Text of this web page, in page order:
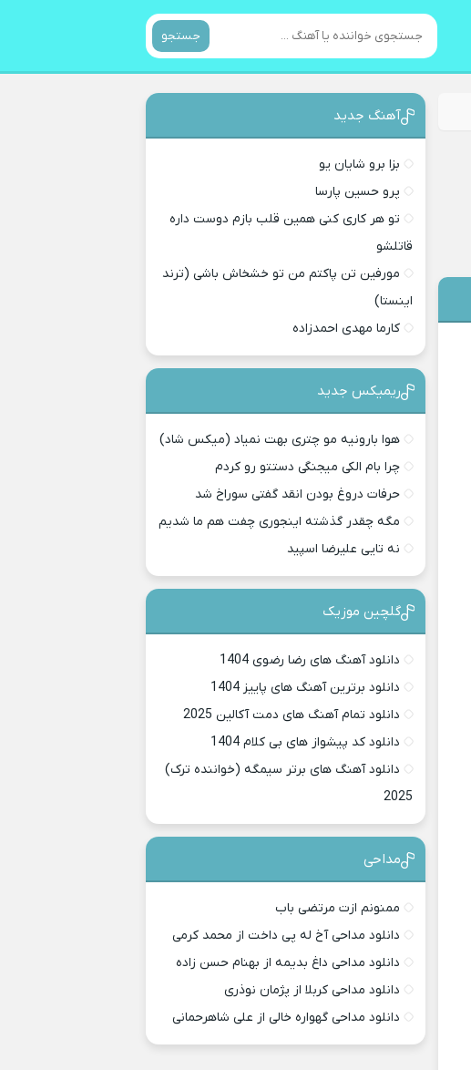
جستجو
آهنگ جدید
بزا برو شایان یو
پرو حسین پارسا
تو هر کاری کنی همین قلب بازم دوست داره
قاتلشو
مورفین تن پاکتم من تو خشخاش باشی (ترند
اینستا)
کارما مهدی احمدزاده
ریمیکس جدید
هوا بارونیه مو چتری بهت نمیاد (میکس شاد)
چرا بام الکی میجنگی دستتو رو کردم
حرفات دروغ بودن انقد گفتی سوراخ شد
مگه چقدر گذشته اینجوری چفت هم ما شدیم
نه تایی علیرضا اسپید
گلچین موزیک
دانلود آهنگ های رضا رضوی 1404
دانلود برترین آهنگ های پاییز 1404
دانلود تمام آهنگ های دمت آکالین 2025
دانلود کد پیشواز های بی کلام 1404
دانلود آهنگ های برتر سیمگه (خواننده ترک)
2025
مداحی
ممنونم ازت مرتضی باب
دانلود مداحی آخ له پی داخت از محمد کرمی
دانلود مداحی داغ بدیمه از بهنام حسن زاده
دانلود مداحی کربلا از پژمان نوذری
دانلود مداحی گهواره خالی از علی شاهرحمانی